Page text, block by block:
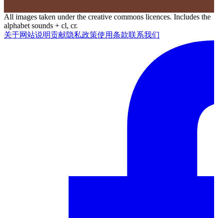
All images taken under the creative commons licences. Includes the
alphabet sounds + cl, cr.
关于网站说明贡献隐私政策使用条款联系我们